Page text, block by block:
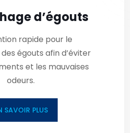
d’égouts
rapide pour le
égouts afin d’éviter
et les mauvaises
odeurs.
SAVOIR PLUS